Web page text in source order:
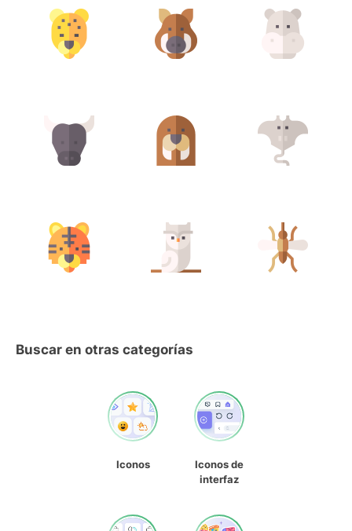
Buscar en otras categorías
Iconos
Iconos de
interfaz